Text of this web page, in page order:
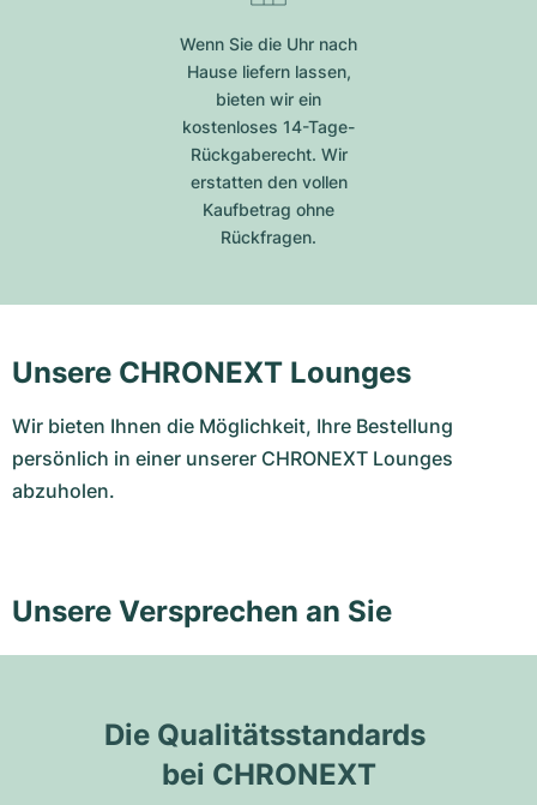
Wenn Sie die Uhr nach
Hause liefern lassen,
bieten wir ein
kostenloses 14-Tage-
Rückgaberecht. Wir
erstatten den vollen
Kaufbetrag ohne
Rückfragen.
Unsere CHRONEXT Lounges
Wir bieten Ihnen die Möglichkeit, Ihre Bestellung
persönlich in einer unserer CHRONEXT Lounges
abzuholen.
Unsere Versprechen an Sie
Die Qualitätsstandards
bei CHRONEXT